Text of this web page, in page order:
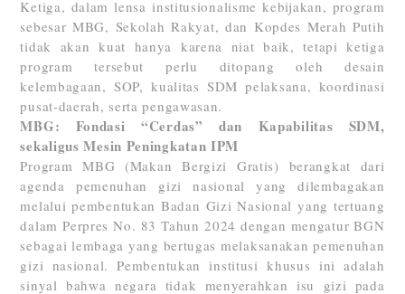
Ketiga, dalam lensa institusionalisme kebijakan, program
sebesar MBG, Sekolah Rakyat, dan Kopdes Merah Putih
tidak akan kuat hanya karena niat baik, tetapi ketiga
program tersebut perlu ditopang oleh desain
kelembagaan, SOP, kualitas SDM pelaksana, koordinasi
pusat-daerah, serta pengawasan.
MBG: Fondasi “Cerdas” dan Kapabilitas SDM,
sekaligus Mesin Peningkatan IPM
Program MBG (Makan Bergizi Gratis) berangkat dari
agenda pemenuhan gizi nasional yang dilembagakan
melalui pembentukan Badan Gizi Nasional yang tertuang
dalam Perpres No. 83 Tahun 2024 dengan mengatur BGN
sebagai lembaga yang bertugas melaksanakan pemenuhan
gizi nasional. Pembentukan institusi khusus ini adalah
sinyal bahwa negara tidak menyerahkan isu gizi pada